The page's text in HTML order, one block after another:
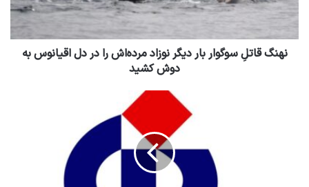
نهنگ قاتلِ سوگوار بار دیگر نوزاد مرده‌اش را در دل اقیانوس به
دوش کشید